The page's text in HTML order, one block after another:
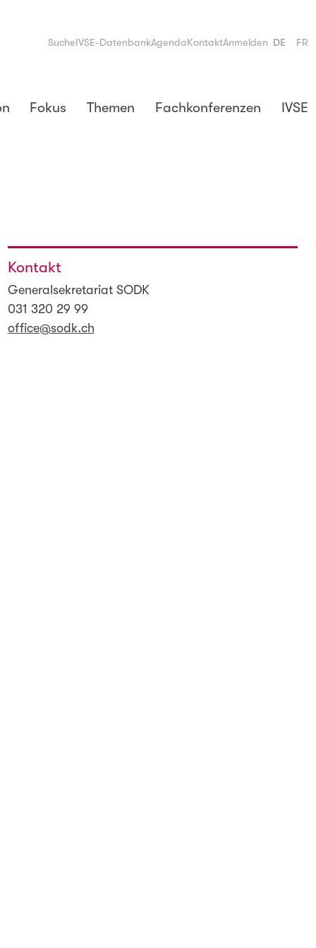
SucheIVSE-DatenbankAgendaKontaktAnmelden DE FR
Fokus Themen Fachkonferenzen IVSE
Kontakt
Generalsekretariat SODK
031 320 29 99
office@sodk.ch